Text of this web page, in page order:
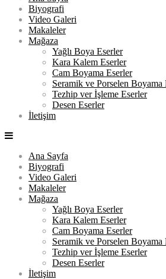
Biyografi
Video Galeri
Makaleler
Mağaza
Yağlı Boya Eserler
Kara Kalem Eserler
Cam Boyama Eserler
Seramik ve Porselen Boyama
Tezhip ver İşleme Eserler
Desen Eserler
İletişim
Ana Sayfa
Biyografi
Video Galeri
Makaleler
Mağaza
Yağlı Boya Eserler
Kara Kalem Eserler
Cam Boyama Eserler
Seramik ve Porselen Boyama
Tezhip ver İşleme Eserler
Desen Eserler
İletişim